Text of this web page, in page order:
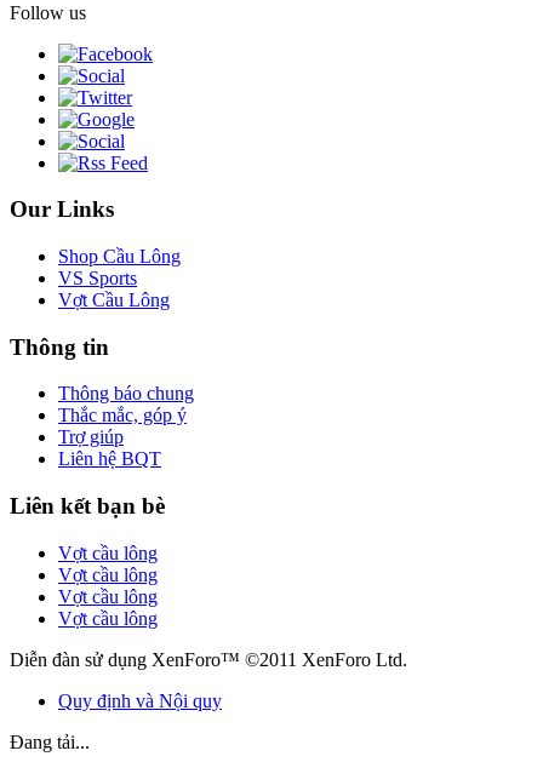
Follow us
Our Links
Shop Cầu Lông
VS Sports
Vợt Cầu Lông
Thông tin
Thông báo chung
Thắc mắc, góp ý
Trợ giúp
Liên hệ BQT
Liên kết bạn bè
Vợt cầu lông
Vợt cầu lông
Vợt cầu lông
Vợt cầu lông
Diễn đàn sử dụng XenForo™ ©2011 XenForo Ltd.
Quy định và Nội quy
Đang tải...